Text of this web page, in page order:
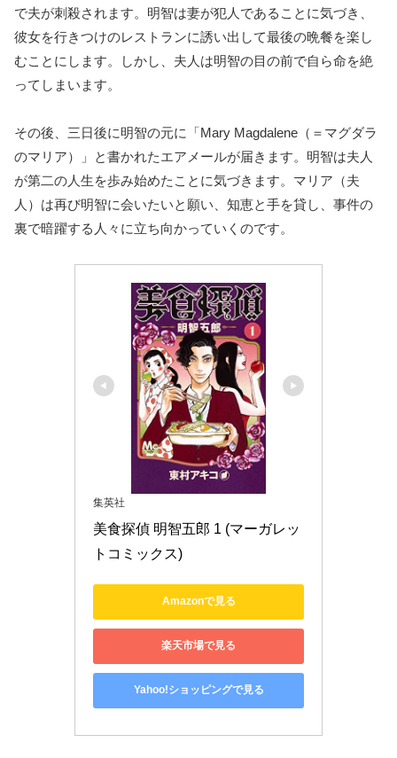
で夫が刺殺されます。明智は妻が犯人であることに気づき、
彼女を行きつけのレストランに誘い出して最後の晩餐を楽し
むことにします。しかし、夫人は明智の目の前で自ら命を絶
ってしまいます。
その後、三日後に明智の元に「Mary Magdalene（＝マグダラ
のマリア）」と書かれたエアメールが届きます。明智は夫人
が第二の人生を歩み始めたことに気づきます。マリア（夫
人）は再び明智に会いたいと願い、知恵と手を貸し、事件の
裏で暗躍する人々に立ち向かっていくのです。
集英社
美食探偵 明智五郎 1 (マーガレッ
トコミックス)
Amazonで見る
楽天市場で見る
Yahoo!ショッピングで見る